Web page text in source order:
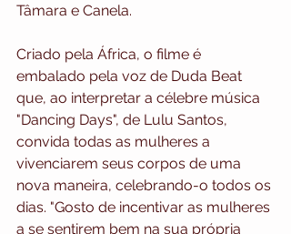
Tâmara e Canela.
Criado pela África, o filme é
embalado pela voz de Duda Beat
que, ao interpretar a célebre música
"Dancing Days", de Lulu Santos,
convida todas as mulheres a
vivenciarem seus corpos de uma
nova maneira, celebrando-o todos os
dias. "Gosto de incentivar as mulheres
a se sentirem bem na sua própria